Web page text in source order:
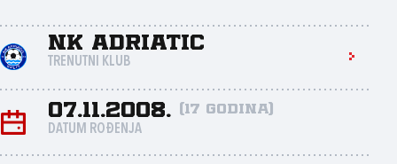
NK Adriatic
TRENUTNI KLUB
07.11.2008. (17 godina)
DATUM ROĐENJA